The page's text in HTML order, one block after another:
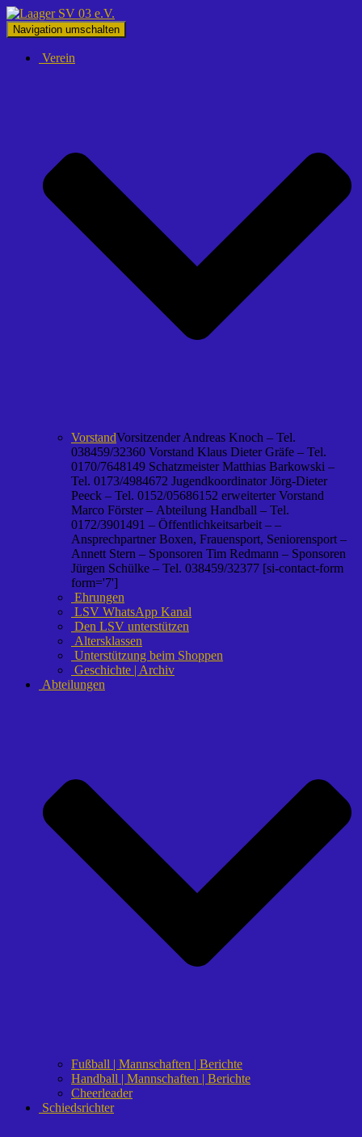
Navigation umschalten
Verein
VorstandVorsitzender Andreas Knoch – Tel.
038459/32360 Vorstand Klaus Dieter Gräfe – Tel.
0170/7648149 Schatzmeister Matthias Barkowski –
Tel. 0173/4984672 Jugendkoordinator Jörg-Dieter
Peeck – Tel. 0152/05686152 erweiterter Vorstand
Marco Förster – Abteilung Handball – Tel.
0172/3901491 – Öffentlichkeitsarbeit – –
Ansprechpartner Boxen, Frauensport, Seniorensport –
Annett Stern – Sponsoren Tim Redmann – Sponsoren
Jürgen Schülke – Tel. 038459/32377 [si-contact-form
form='7']
Ehrungen
LSV WhatsApp Kanal
Den LSV unterstützen
Altersklassen
Unterstützung beim Shoppen
Geschichte | Archiv
Abteilungen
Fußball | Mannschaften | Berichte
Handball | Mannschaften | Berichte
Cheerleader
Schiedsrichter